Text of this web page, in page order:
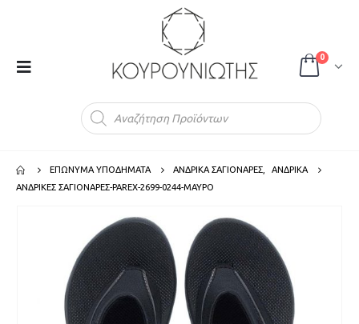
0
ΕΠΩΝΥΜΑ ΥΠΟΔΗΜΑΤΑ ΑΝΔΡΙΚΑ ΣΑΓΙΟΝΑΡΕΣ
ΑΝΔΡΙΚΑ
ΑΝΔΡΙΚΕΣ ΣΑΓΙΟΝΑΡΕΣ-PAREX-2699-0244-ΜΑΥΡΟ